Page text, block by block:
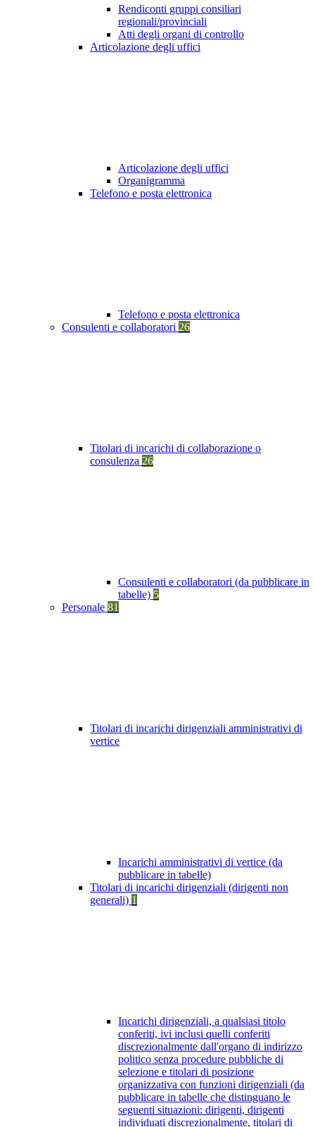
Rendiconti gruppi consiliari
regionali/provinciali
Atti degli organi di controllo
Articolazione degli uffici
Articolazione degli uffici
Organigramma
Telefono e posta elettronica
Telefono e posta elettronica
Consulenti e collaboratori 26
Titolari di incarichi di collaborazione o
consulenza 26
Consulenti e collaboratori (da pubblicare in
tabelle) 5
Personale 81
Titolari di incarichi dirigenziali amministrativi di
vertice
Incarichi amministrativi di vertice (da
pubblicare in tabelle)
Titolari di incarichi dirigenziali (dirigenti non
generali) 1
Incarichi dirigenziali, a qualsiasi titolo
conferiti, ivi inclusi quelli conferiti
discrezionalmente dall'organo di indirizzo
politico senza procedure pubbliche di
selezione e titolari di posizione
organizzativa con funzioni dirigenziali (da
pubblicare in tabelle che distinguano le
seguenti situazioni: dirigenti, dirigenti
individuati discrezionalmente, titolari di